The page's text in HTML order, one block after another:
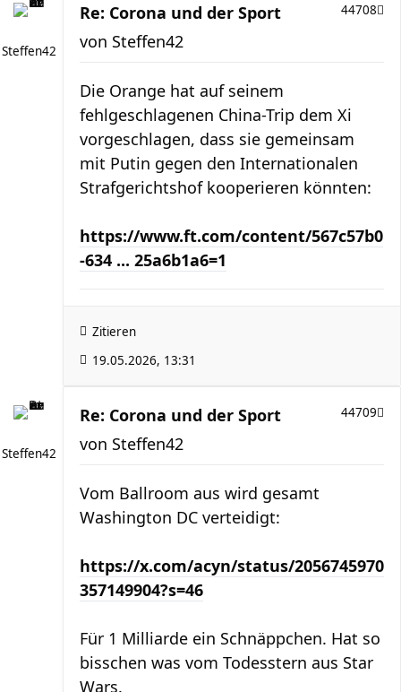
Steffen42
Re: Corona und der Sport 44708
von Steffen42
Die Orange hat auf seinem
fehlgeschlagenen China-Trip dem Xi
vorgeschlagen, dass sie gemeinsam
mit Putin gegen den Internationalen
Strafgerichtshof kooperieren könnten:
https://www.ft.com/content/567c57b0
-634 ... 25a6b1a6=1
Zitieren
19.05.2026, 13:31
Steffen42
Re: Corona und der Sport 44709
von Steffen42
Vom Ballroom aus wird gesamt
Washington DC verteidigt:
https://x.com/acyn/status/2056745970
357149904?s=46
Für 1 Milliarde ein Schnäppchen. Hat so
bisschen was vom Todesstern aus Star
Wars.